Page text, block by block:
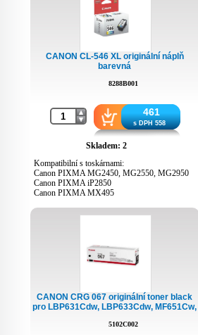
CANON CL-546 XL originální náplň
barevná
8288B001
461
s DPH 558
Skladem: 2
Kompatibilní s toskárnami:
Canon PIXMA MG2450, MG2550, MG2950
Canon PIXMA iP2850
Canon PIXMA MX495
CANON CRG 067 originální toner black
pro LBP631Cdw, LBP633Cdw, MF651Cw,
5102C002